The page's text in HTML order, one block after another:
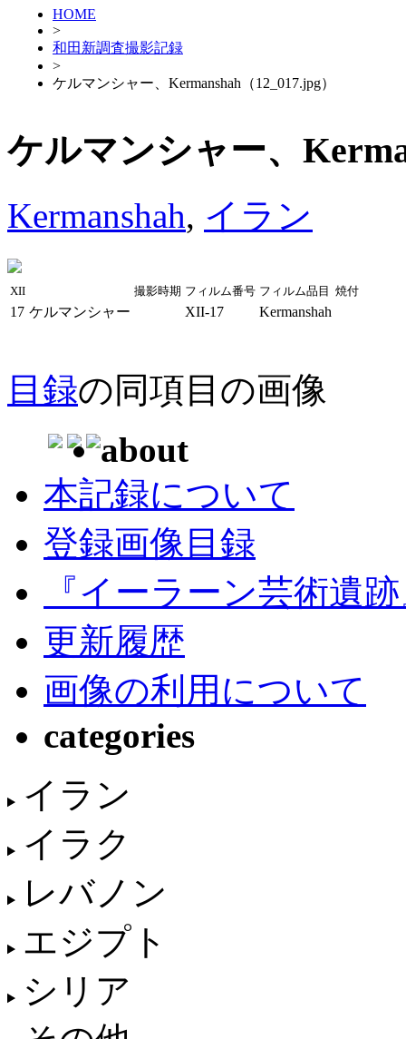
HOME
>
和田新調査撮影記録
>
ケルマンシャー、Kermanshah（12_017.jpg）
ケルマンシャー、
Kermanshah, イラン
XII 撮影時期 フィルム番号 フィルム品目 焼付
17 ケルマンシャー XII-17 Kermanshah
目録の同項目の画像
about
本記録について
登録画像目録
『イーラーン芸術遺
更新履歴
画像の利用について
categories
イラン
イラク
レバノン
エジプト
シリア